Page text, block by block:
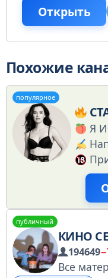
Открыть
Похожие
популярное
Я
публичный
КИНО
194649